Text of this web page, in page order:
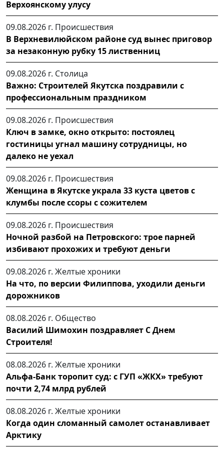
Верхоянскому улусу
09.08.2026 г. Происшествия
В Верхневилюйском районе суд вынес приговор
за незаконную рубку 15 лиственниц
09.08.2026 г. Столица
Важно: Строителей Якутска поздравили с
профессиональным праздником
09.08.2026 г. Происшествия
Ключ в замке, окно открыто: постоялец
гостиницы угнал машину сотрудницы, но
далеко не уехал
09.08.2026 г. Происшествия
Женщина в Якутске украла 33 куста цветов с
клумбы после ссоры с сожителем
09.08.2026 г. Происшествия
Ночной разбой на Петровского: трое парней
избивают прохожих и требуют деньги
09.08.2026 г. Желтые хроники
На что, по версии Филиппова, уходили деньги
дорожников
08.08.2026 г. Общество
Василий Шимохин поздравляет С Днем
Строителя!
08.08.2026 г. Желтые хроники
Альфа-Банк торопит суд: с ГУП «ЖКХ» требуют
почти 2,74 млрд рублей
08.08.2026 г. Желтые хроники
Когда один сломанный самолет останавливает
Арктику